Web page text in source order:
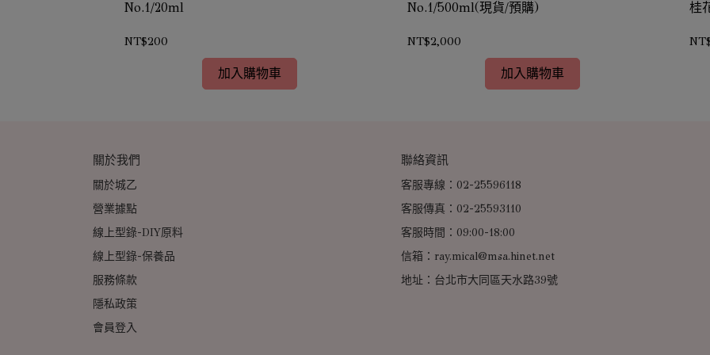
No.1/20ml
NT$200
加入購物車
No.1/500ml(現貨/預購)
NT$2,000
加入購物車
桂
關於我們
關於城乙
營業據點
線上型錄-DIY原料
線上型錄-保養品
服務條款
隱私政策
會員登入
聯絡資訊
客服專線：02-25596118
客服傳真：02-25593110
客服時間：09:00-18:00
信箱：ray.mical@msa.hinet.net
地址：台北市大同區天水路39號